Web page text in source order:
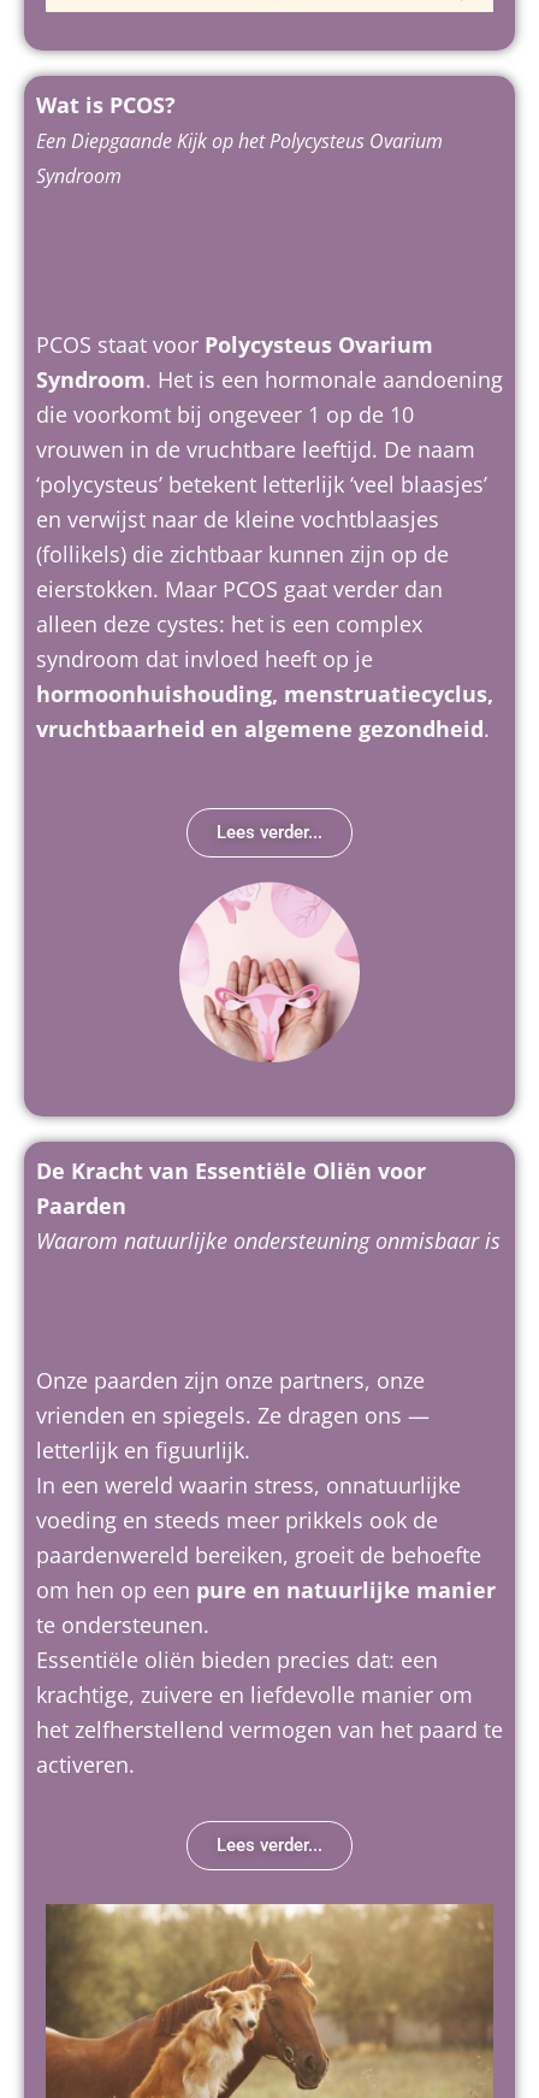
Wat is PCOS?
Een Diepgaande Kijk op het Polycysteus Ovarium
Syndroom
PCOS staat voor Polycysteus Ovarium
Syndroom. Het is een hormonale aandoening
die voorkomt bij ongeveer 1 op de 10
vrouwen in de vruchtbare leeftijd. De naam
‘polycysteus’ betekent letterlijk ‘veel blaasjes’
en verwijst naar de kleine vochtblaasjes
(follikels) die zichtbaar kunnen zijn op de
eierstokken. Maar PCOS gaat verder dan
alleen deze cystes: het is een complex
syndroom dat invloed heeft op je
hormoonhuishouding, menstruatiecyclus,
vruchtbaarheid en algemene gezondheid.
Lees verder...
De Kracht van Essentiële Oliën voor
Paarden
Waarom natuurlijke ondersteuning onmisbaar is
Onze paarden zijn onze partners, onze
vrienden en spiegels. Ze dragen ons —
letterlijk en figuurlijk.
In een wereld waarin stress, onnatuurlijke
voeding en steeds meer prikkels ook de
paardenwereld bereiken, groeit de behoefte
om hen op een pure en natuurlijke manier
te ondersteunen.
Essentiële oliën bieden precies dat: een
krachtige, zuivere en liefdevolle manier om
het zelfherstellend vermogen van het paard te
activeren.
Lees verder...